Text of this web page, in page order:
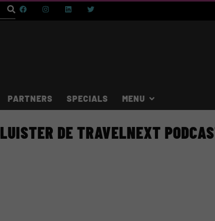
PARTNERS SPECIALS
DE TRAVELNEXT